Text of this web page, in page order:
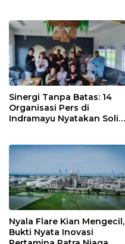
Sinergi Tanpa Batas: 14
Organisasi Pers di
Indramayu Nyatakan Solid
Nyala Flare Kian Mengecil,
Bukti Nyata Inovasi